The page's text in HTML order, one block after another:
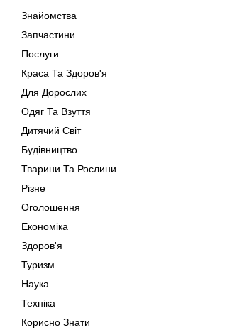
Знайомства
Запчастини
Послуги
Краса Та Здоров'я
Для Дорослих
Одяг Та Взуття
Дитячий Світ
Будівництво
Тварини Та Рослини
Різне
Оголошення
Економіка
Здоров'я
Туризм
Наука
Техніка
Корисно Знати